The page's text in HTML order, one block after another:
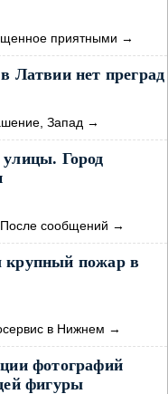
приятными →
Латвии нет преград
Запад →
Город
сообщений →
крупный пожар в
в Нижнем →
фотографий
фигуры